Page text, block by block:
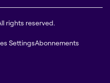
rights reserved.
SettingsAbonnements